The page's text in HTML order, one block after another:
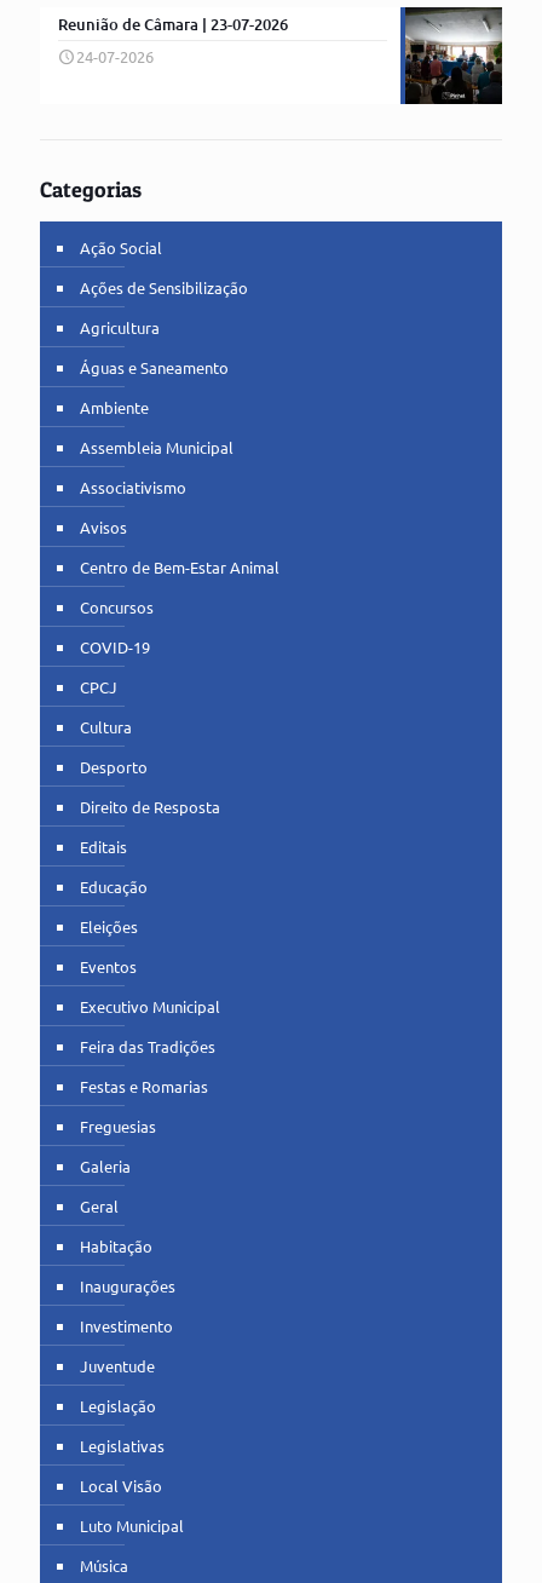
Reunião de Câmara | 23-07-2026
24-07-2026
Categorias
Ação Social
Ações de Sensibilização
Agricultura
Águas e Saneamento
Ambiente
Assembleia Municipal
Associativismo
Avisos
Centro de Bem-Estar Animal
Concursos
COVID-19
CPCJ
Cultura
Desporto
Direito de Resposta
Editais
Educação
Eleições
Eventos
Executivo Municipal
Feira das Tradições
Festas e Romarias
Freguesias
Galeria
Geral
Habitação
Inaugurações
Investimento
Juventude
Legislação
Legislativas
Local Visão
Luto Municipal
Música